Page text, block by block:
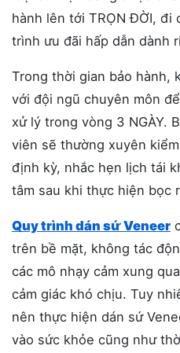
hành lên tới TRỌN ĐỜI, đi
trình ưu đãi hấp dẫn dành
Trong thời gian bảo hành,
với đội ngũ chuyên môn
xử lý trong vòng 3 NGÀY.
viên sẽ thường xuyên
định kỳ, nhắc hẹn lịch tái
tâm sau khi thực hiện bọc
Quy trình dán sứ Veneer
trên bề mặt, không tác
các mô nhạy cảm xung
cảm giác khó chịu. Tuy
nên thực hiện dán sứ
vào sức khỏe cũng như